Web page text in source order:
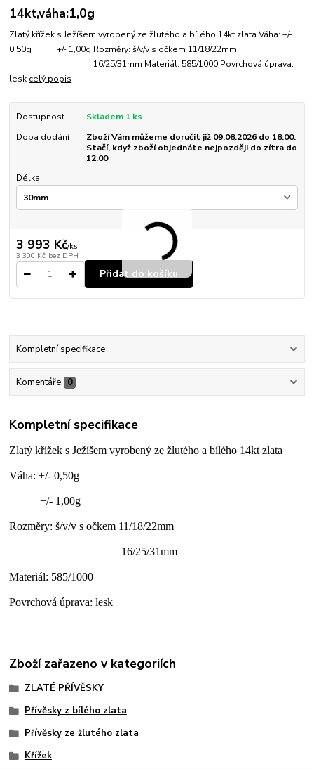
14kt,váha:1,0g
Zlatý křížek s Ježíšem vyrobený ze žlutého a bílého 14kt zlata Váha: +/-
0,50g +/- 1,00g Rozměry: š/v/v s očkem 11/18/22mm
16/25/31mm Materiál: 585/1000 Povrchová úprava:
lesk celý popis
Dostupnost
Skladem 1 ks
Doba dodání
Zboží Vám můžeme doručit již 09.08.2026 do 18:00.
Stačí, když zboží objednáte nejpozději do zítra do
12:00
Délka
3 993 Kč/ks
3 300 Kč bez DPH
Přidat do košíku
Kompletní specifikace
Komentáře 0
Kompletní specifikace
Zlatý křížek s Ježíšem vyrobený ze žlutého a bílého 14kt zlata
Váha: +/- 0,50g
+/- 1,00g
Rozměry: š/v/v s očkem 11/18/22mm
16/25/31mm
Materiál: 585/1000
Povrchová úprava: lesk
Zboží zařazeno v kategoriích
ZLATÉ PŘÍVĚSKY
Přívěsky z bílého zlata
Přívěsky ze žlutého zlata
Křížek